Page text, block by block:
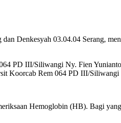
Denkesyah 03.04.04 Serang,
PD III/Siliwangi Ny. Fien
Koorcab Rem 064 PD III/Siliwangi
Hemoglobin (HB). Bagi